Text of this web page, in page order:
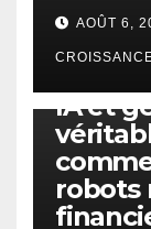
AOÛT 6,
IA et
robots